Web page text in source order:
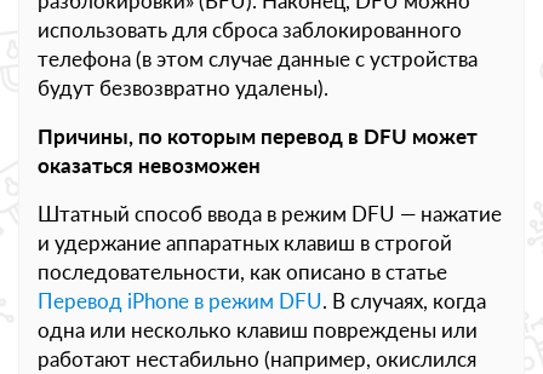
использовать для сброса заблокированного
телефона (в этом случае данные с устройства
будут безвозвратно удалены).
Причины, по которым перевод в DFU может
оказаться невозможен
Штатный способ ввода в режим DFU — нажатие
и удержание аппаратных клавиш в строгой
последовательности, как описано в статье
Перевод iPhone в режим DFU. В случаях, когда
одна или несколько клавиш повреждены или
работают нестабильно (например, окислился